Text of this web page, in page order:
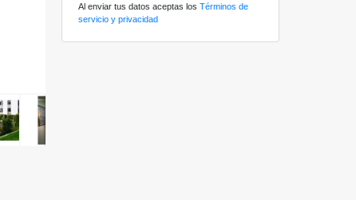
Al enviar tus datos aceptas los Términos de
servicio y privacidad